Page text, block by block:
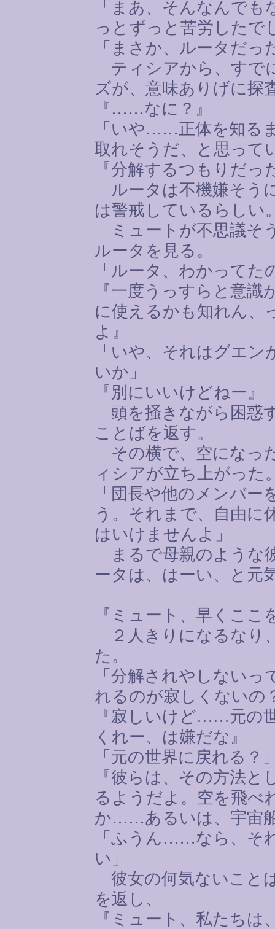
「まあ、そんなんで
っとずっと苦労したで
「まさか、ルータだっ
ティシアから、すで
ズが、意味ありげに探
『 ……なに？』
「いや……正体を知る
取れそうだ、と思って
『分解するつもりだっ
ルータは不機嫌そう
は警戒しているらしい
ミュートが不思議そ
ルータを見る。
「ルータ、わかってた
『一度うっすらと意
に使えるかも知れん、
よ』
「いや、それはグエン
いか」
『別にいいけどねー』
頭を掻きながら困惑
ことばを返す。
その横で、空になっ
ィシアが立ち上がった
「団長や他のメンバ
う。それまで、自由に
はいけませんよ」
まるで母親のような
ータは、はーい、と元
『ミュート、早くここ
２人きりになるなり
た。
「分解されやしない
れるのが寂しくないの
『寂しいけど……元の
くれー、は嫌だな』
「元の世界に戻れる？
『彼らは、その方法
るようだよ。空を飛べ
か……あるいは、宇宙
「ふうん ……なら、そ
い」
彼女の何気ないこと
を返し、
『ミュート、私たち